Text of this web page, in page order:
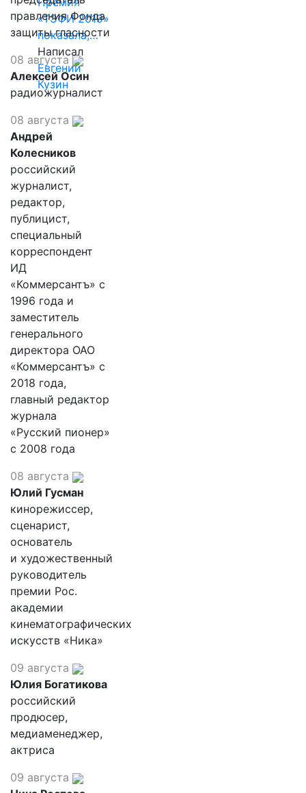
«ТЭФИ 2019»
показала,…
Написал
Евгений
Кузин
правления Фонда
защиты гласности
08 августа
Алексей Осин
радиожурналист
08 августа
Андрей
Колесников
российский
журналист,
редактор,
публицист,
специальный
корреспондент
ИД
«Коммерсантъ» с
1996 года и
заместитель
генерального
директора ОАО
«Коммерсантъ» с
2018 года,
главный редактор
журнала
«Русский пионер»
с 2008 года
08 августа
Юлий Гусман
кинорежиссер,
сценарист,
основатель
и художественный
руководитель
премии Рос.
академии
кинематографических
искусств «Ника»
09 августа
Юлия Богатикова
российский
продюсер,
медиаменеджер,
актриса
09 августа